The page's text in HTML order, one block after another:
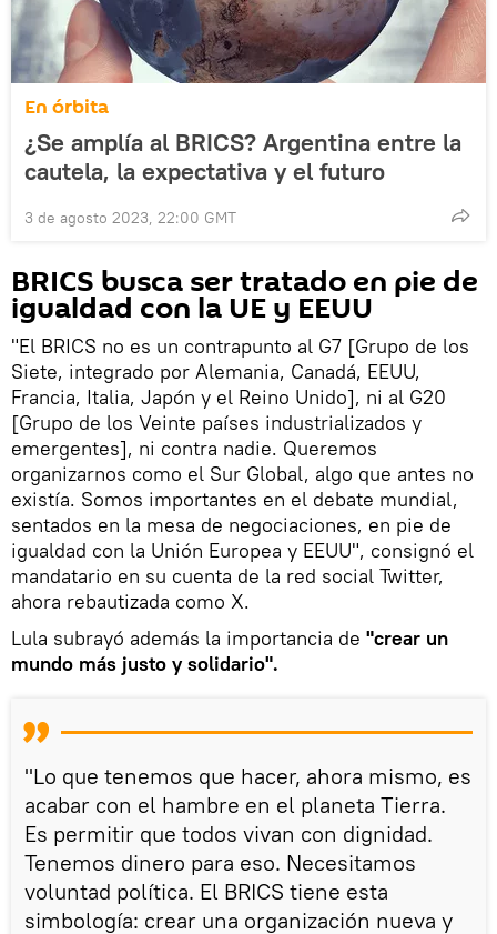
En órbita
¿Se amplía al BRICS? Argentina entre la
cautela, la expectativa y el futuro
3 de agosto 2023, 22:00 GMT
BRICS busca ser tratado en pie de
igualdad con la UE y EEUU
"El BRICS no es un contrapunto al G7 [Grupo de los
Siete, integrado por Alemania, Canadá, EEUU,
Francia, Italia, Japón y el Reino Unido], ni al G20
[Grupo de los Veinte países industrializados y
emergentes], ni contra nadie. Queremos
organizarnos como el Sur Global, algo que antes no
existía. Somos importantes en el debate mundial,
sentados en la mesa de negociaciones, en pie de
igualdad con la Unión Europea y EEUU", consignó el
mandatario en su cuenta de la red social Twitter,
ahora rebautizada como X.
Lula subrayó además la importancia de "crear un
mundo más justo y solidario".
"Lo que tenemos que hacer, ahora mismo, es
acabar con el hambre en el planeta Tierra.
Es permitir que todos vivan con dignidad.
Tenemos dinero para eso. Necesitamos
voluntad política. El BRICS tiene esta
simbología: crear una organización nueva y